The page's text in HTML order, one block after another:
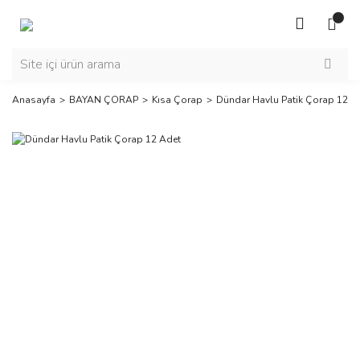
Anasayfa BAYAN ÇORAP Kısa Çorap Dündar Havlu Patik Çorap 12